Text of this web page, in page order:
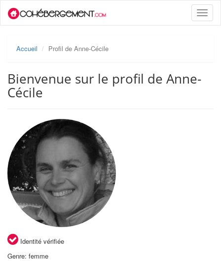
Toggle
Accueil Profil de Anne-Cécile
Bienvenue sur le profil de Anne-
Cécile
Identité vérifiée
Genre: femme